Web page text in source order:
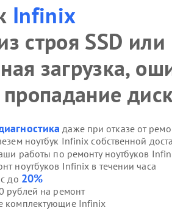
Infinix
строя SSD или
загрузка,
пропадание
даже при отказе от
ноутбук Infinix собственной
работы по ремонту ноутбуков
ноутбуков Infinix в течении часа
до 20%
рублей на ремонт
комплектующие Infinix